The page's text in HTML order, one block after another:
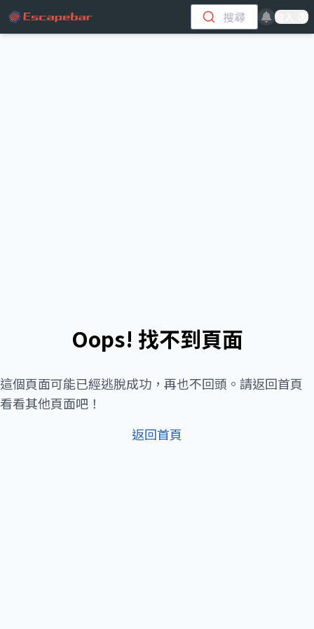
跳至主要內容
搜尋 登入
Oops! 找不到頁面
這個頁面可能已經逃脫成功，再也不回頭。請返回首頁
看看其他頁面吧！
返回首頁